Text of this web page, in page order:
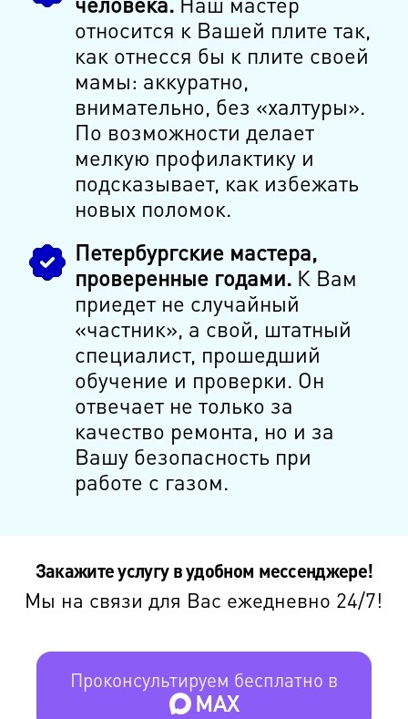
относится к Вашей плите так,
как отнесся бы к плите своей
мамы: аккуратно,
внимательно, без «халтуры».
По возможности делает
мелкую профилактику и
подсказывает, как избежать
новых поломок.
Петербургские мастера,
проверенные годами.К Вам
приедет не случайный
«частник», а свой, штатный
специалист, прошедший
обучение и проверки. Он
отвечает не только за
качество ремонта, но и за
Вашу безопасность при
работе с газом.
Закажите услугу в удобном мессенджере!
Мы на связи для Вас ежедневно 24/7!
Проконсультируем бесплатно в
MAX